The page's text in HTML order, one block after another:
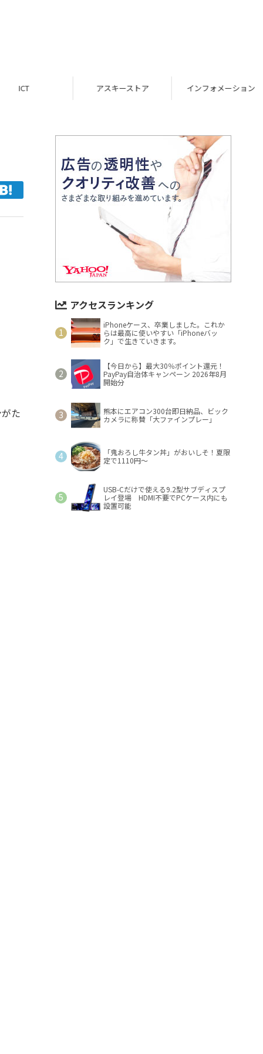
ICT アスキーストア インフォメーション
た
アクセスランキング
iPhoneケース、卒業しました。これか
らは最高に使いやすい「iPhoneバッ
ク」で生きていきます。
【今日から】最大30％ポイント還元！
PayPay自治体キャンペーン 2026年8月
開始分
熊本にエアコン300台即日納品、ビック
カメラに称賛「大ファインプレー」
「鬼おろし牛タン丼」がおいしそ！夏限
定で1110円～
USB-Cだけで使える9.2型サブディスプ
レイ登場 HDMI不要でPCケース内にも
設置可能